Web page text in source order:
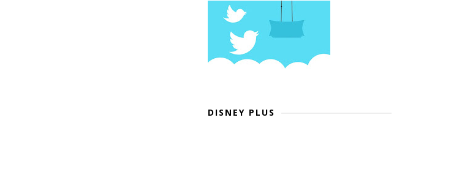
DISNEY PLUS